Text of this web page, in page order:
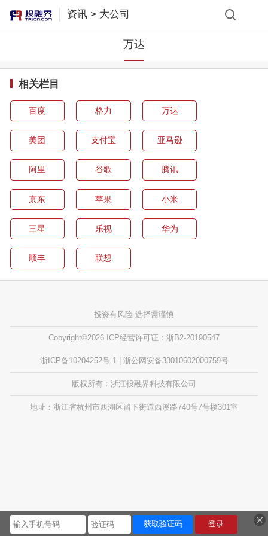
资讯> 大公司
万达
相关栏目
百度 格力 万达
美团 支付宝 亚马逊
阿里 谷歌 腾讯
京东 苹果 小米
三星 乐视 华为
顺丰 联想
投资有风险 选择需谨慎
Copyright©2026 ICP经营许可证：浙B2-20190547
浙ICP备10204252号-1 | 浙公网安备33010602000759号
版权所有：浙江投融界科技有限公司
地址：浙江省杭州市西湖区留下街道西溪路740号7号楼301室
获取验证码 登录